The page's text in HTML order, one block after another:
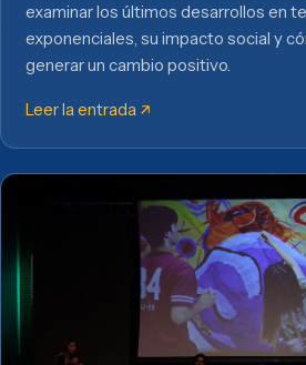
examinar los últimos desarrollos en
exponenciales, su impacto social y
generar un cambio positivo.
Leer la entrada